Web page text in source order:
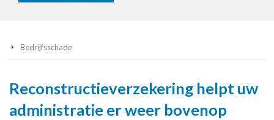
Bedrijfsschade
Reconstructieverzekering helpt uw
administratie er weer bovenop